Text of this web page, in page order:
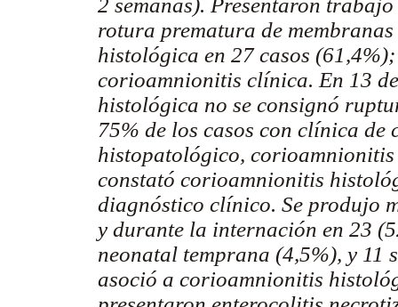
2 semanas). Presentaron
rotura prematura de
histológica en 27 casos
corioamnionitis clínica. En 13
histológica no se consignó
75% de los casos con clínica
histopatológico, corioamnionitis
constató corioamnionitis
diagnóstico clínico. Se produjo
y durante la internación en 23
neonatal temprana (4,5%), y 11
asoció a corioamnionitis